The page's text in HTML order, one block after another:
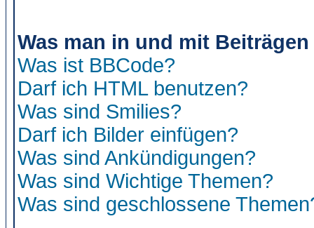
Was man in und mit
Was ist BBCode?
Darf ich HTML benutzen?
Was sind Smilies?
Darf ich Bilder einfügen?
Was sind Ankündigungen?
Was sind Wichtige Themen?
Was sind geschlossene